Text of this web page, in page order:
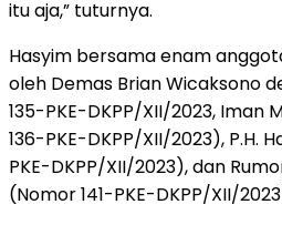
itu aja,” tuturnya.
Hasyim bersama enam
oleh Demas Brian Wicaksono
135-PKE-DKPP/XII/2023, Iman
136-PKE-DKPP/XII/2023), P.H.
PKE-DKPP/XII/2023), dan
(Nomor 141-PKE-DKPP/XII/